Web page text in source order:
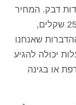
דבק. המחיר
ההתחלתי של טיפול בברחשים הוא 250 שקלים,
זה מסתכמים יותר מ-50% מההדברות שאנחנו
יכולה להגיע
או בגינה